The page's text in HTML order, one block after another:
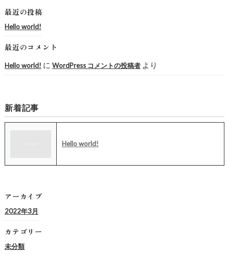
最近の投稿
Hello world!
最近のコメント
Hello world! に WordPress コメントの投稿者より
新着記事
Hello world!
アーカイブ
2022年3月
カテゴリー
未分類